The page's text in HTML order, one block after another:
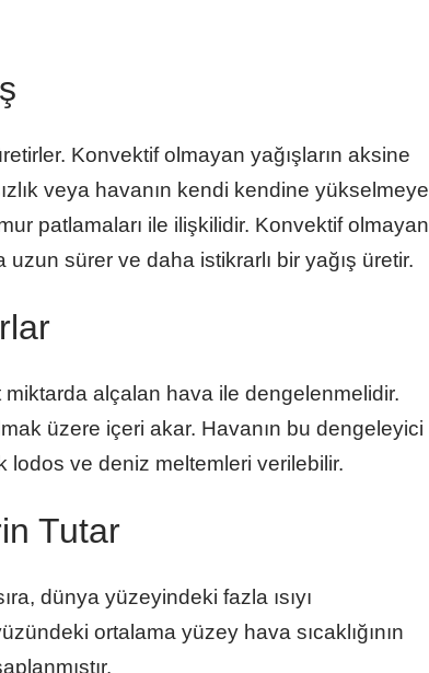
Konvektif olmayan yağışların aksine
veya havanın kendi kendine yükselmeye
patlamaları ile ilişkilidir. Konvektif olmayan
sürer ve daha istikrarlı bir yağış üretir.
alçalan hava ile dengelenmelidir.
üzere içeri akar. Havanın bu dengeleyici
ve deniz meltemleri verilebilir.
Tutar
dünya yüzeyindeki fazla ısıyı
ortalama yüzey hava sıcaklığının